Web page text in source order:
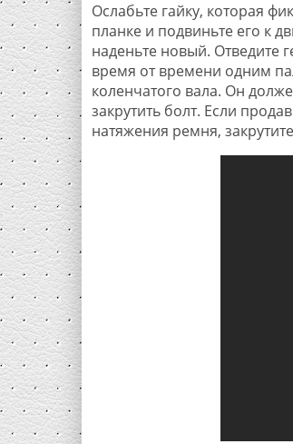
Ослабьте гайку, которая
планке и подвиньте его к
наденьте новый. Отведите
время от времени одним
коленчатого вала. Он
закрутить болт. Если
натяжения ремня,